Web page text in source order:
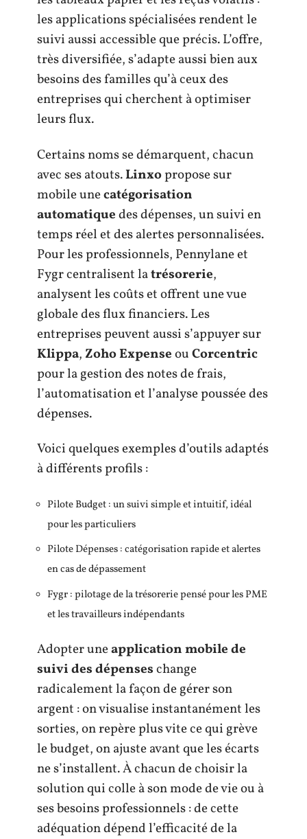
les applications spécialisées rendent le
suivi aussi accessible que précis. L’offre,
très diversifiée, s’adapte aussi bien aux
besoins des familles qu’à ceux des
entreprises qui cherchent à optimiser
leurs flux.
Certains noms se démarquent, chacun
avec ses atouts.Linxopropose sur
mobile unecatégorisation
automatiquedes dépenses, un suivi en
temps réel et des alertes personnalisées.
Pour les professionnels, Pennylane et
Fygr centralisent latrésorerie,
analysent les coûts et offrent une vue
globale des flux financiers. Les
entreprises peuvent aussi s’appuyer sur
Klippa, Zoho ExpenseouCorcentric
pour la gestion des notes de frais,
l’automatisation et l’analyse poussée des
dépenses.
Voici quelques exemples d’outils adaptés
à différents profils :
Pilote Budget : un suivi simple et intuitif, idéal
pour les particuliers
Pilote Dépenses : catégorisation rapide et alertes
en cas de dépassement
Fygr : pilotage de la trésorerie pensé pour les PME
et les travailleurs indépendants
Adopter uneapplication mobile de
suivi des dépenseschange
radicalement la façon de gérer son
argent : on visualise instantanément les
sorties, on repère plus vite ce qui grève
le budget, on ajuste avant que les écarts
ne s’installent. À chacun de choisir la
solution qui colle à son mode de vie ou à
ses besoins professionnels : de cette
adéquation dépend l’efficacité de la